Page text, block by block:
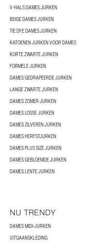
V-HALS DAMES JURKEN
BEIGE DAMES JURKEN
TIE DYE DAMES JURKEN
KATOENEN JURKEN VOOR DAMES
KORTE ZWARTE JURKEN
FORMELE JURKEN
DAMES GEDRAPEERDE JURKEN
LANGE ZWARTE JURKEN
DAMES ZOMER JURKEN
DAMES LOSSE JURKEN
DAMES ZILVEREN JURKEN
DAMES HERFSTJURKEN
DAMES PLUS SIZE JURKEN
DAMES GEBLOEMDE JURKEN
DAMES LENTE JURKEN
NU TRENDY
DAMES MIDI-JURKEN
UITGAANSKLEDING